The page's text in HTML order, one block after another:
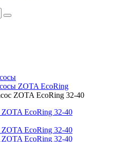
ZOTA EcoRing
ZOTA EcoRing 32-40